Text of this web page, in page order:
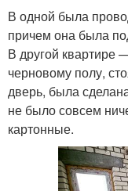
В одной была
причем она была
В другой квартире
черновому полу,
дверь, была
не было совсем
картонные.